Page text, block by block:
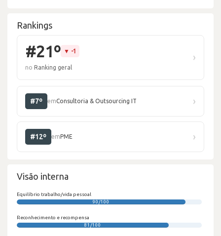
Rankings
#21º ▼ -1
no Ranking geral
›
#7º emConsultoria & Outsourcing IT ›
#12º em PME ›
Visão interna
Equilíbrio trabalho/vida pessoal
90/100
Reconhecimento e recompensa
81/100